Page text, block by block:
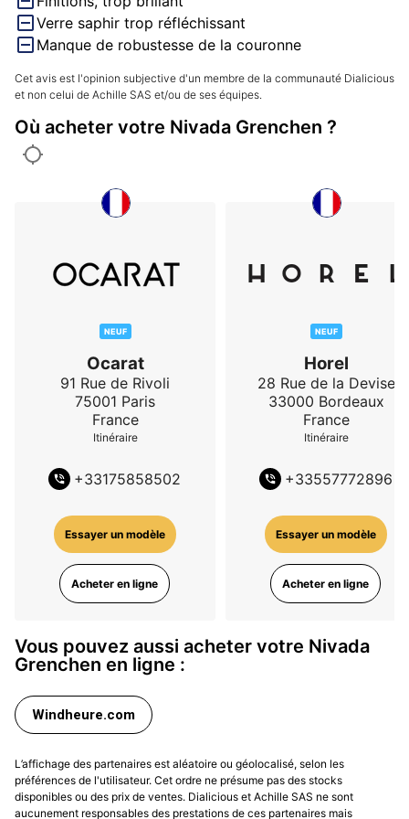
Verre saphir trop réfléchissant
Manque de robustesse de la couronne
Cet avis est l'opinion subjective d'un membre de la communauté Dialicious
et non celui de Achille SAS et/ou de ses équipes.
Où acheter votre Nivada Grenchen ?
NEUF
Ocarat
91 Rue de Rivoli
75001 Paris
France
Itinéraire
+33175858502
Essayer un modèle
Acheter en ligne
NEUF
Horel
28 Rue de la Devise
33000 Bordeaux
France
Itinéraire
+33557772896
Essayer un modèle
Acheter en ligne
Vous pouvez aussi acheter votre Nivada
Grenchen en ligne :
Windheure.com
L’affichage des partenaires est aléatoire ou géolocalisé, selon les
préférences de l'utilisateur. Cet ordre ne présume pas des stocks
disponibles ou des prix de ventes. Dialicious et Achille SAS ne sont
aucunement responsables des prestations de ces partenaires mais